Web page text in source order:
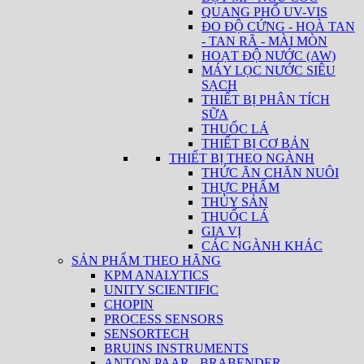
QUANG PHỔ UV-VIS
ĐO ĐỘ CỨNG - HOÀ TAN
- TAN RÃ - MÀI MÒN
HOẠT ĐỘ NƯỚC (AW)
MÁY LỌC NƯỚC SIÊU
SẠCH
THIẾT BỊ PHÂN TÍCH
SỮA
THUỐC LÁ
THIẾT BỊ CƠ BẢN
THIẾT BỊ THEO NGÀNH
THỨC ĂN CHĂN NUÔI
THỰC PHẨM
THỦY SẢN
THUỐC LÁ
GIA VỊ
CÁC NGÀNH KHÁC
SẢN PHẨM THEO HÃNG
KPM ANALYTICS
UNITY SCIENTIFIC
CHOPIN
PROCESS SENSORS
SENSORTECH
BRUINS INSTRUMENTS